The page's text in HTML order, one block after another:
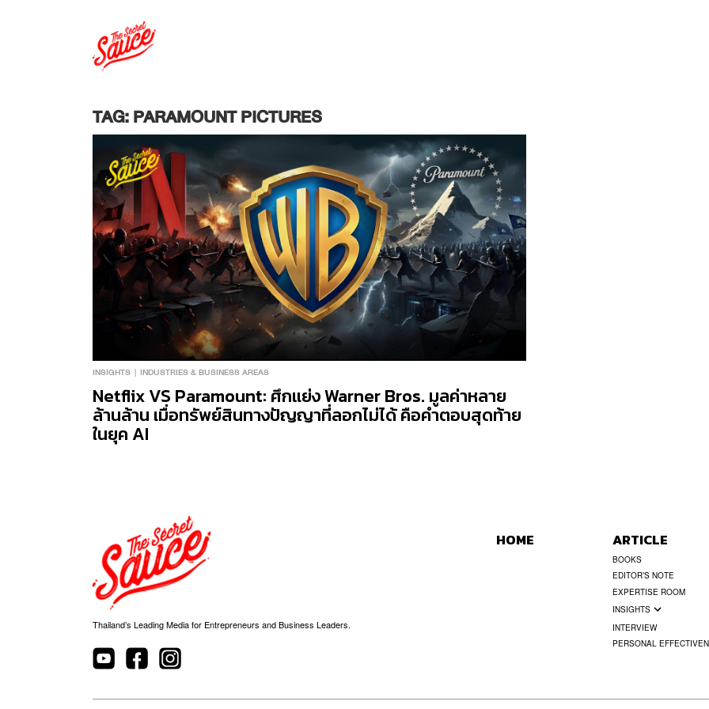
TAG: PARAMOUNT PICTURES
INSIGHTS INDUSTRIES & BUSINESS AREAS
Netflix VS Paramount: ศึกแย่ง Warner Bros. มูลค่าหลาย
ล้านล้าน เมื่อทรัพย์สินทางปัญญาที่ลอกไม่ได้ คือคำตอบสุดท้าย
ในยุค AI
Thailand’s Leading Media for Entrepreneurs and Business Leaders.
HOME ARTICLE
BOOKS
EDITOR’S NOTE
EXPERTISE ROOM
INSIGHTS
INTERVIEW
PERSONAL